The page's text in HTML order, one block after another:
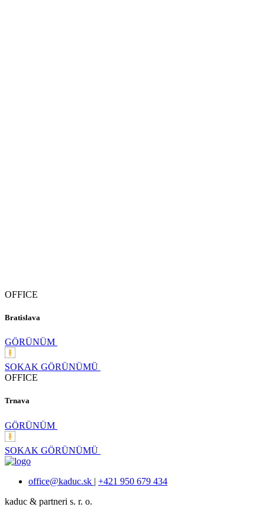
OFFICE
Bratislava
GÖRÜNÜM
SOKAK GÖRÜNÜMÜ
OFFICE
Trnava
GÖRÜNÜM
SOKAK GÖRÜNÜMÜ
office@kaduc.sk | +421 950 679 434
kaduc & partneri s. r. o.